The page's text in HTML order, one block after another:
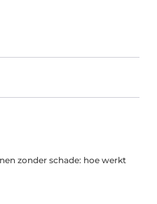
zonder schade: hoe werkt